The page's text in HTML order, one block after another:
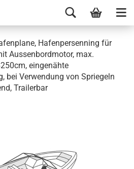
Hafenpersenning für
Aussenbordmotor, max.
eingenähte
bei Verwendung von Spriegeln
Trailerbar